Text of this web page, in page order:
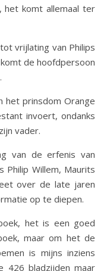
het komt allemaal ter
vrijlating van Philips
de hoofdpersoon
het prinsdom Orange
invoert, ondanks
vader.
van de erfenis van
Philip Willem, Maurits
over de late jaren
op te diepen.
het is een goed
maar om het de
is mijns inziens
426 bladzijden maar